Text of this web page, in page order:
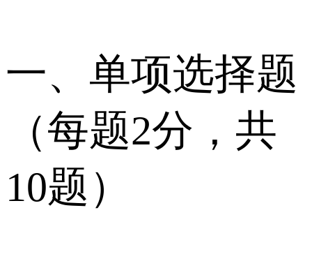
一、单项选择题
（每题2分，共
10题）